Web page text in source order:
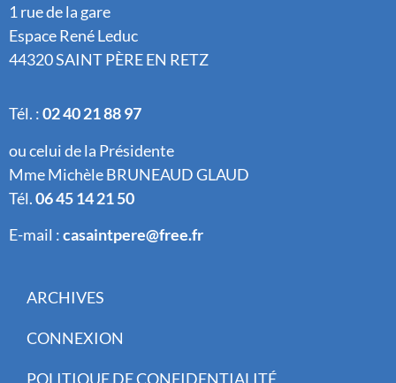
1 rue de la gare
Espace René Leduc
44320 SAINT PÈRE EN RETZ
Tél. :02 40 21 88 97
ou celui de la Présidente
Mme Michèle BRUNEAUD GLAUD
Tél.06 45 14 21 50
E-mail :casaintpere@free.fr
ARCHIVES
CONNEXION
POLITIQUE DE CONFIDENTIALITÉ